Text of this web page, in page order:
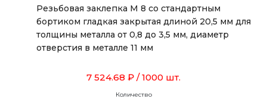
Резьбовая заклепка М 8 со стандартным
бортиком гладкая закрытая длиной 20,5 мм для
толщины металла от 0,8 до 3,5 мм, диаметр
отверстия в металле 11 мм
7 524.68 ₽ / 1000 шт.
Количество